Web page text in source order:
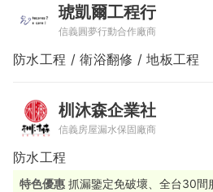
琥凱爾工程行
信義圓夢行動合作廠商
防水工程 / 衛浴翻修 / 地板工程
杊沐森企業社
信義房屋漏水保固廠商
防水工程
特色優惠 抓漏鑒定免破壞、全台30間